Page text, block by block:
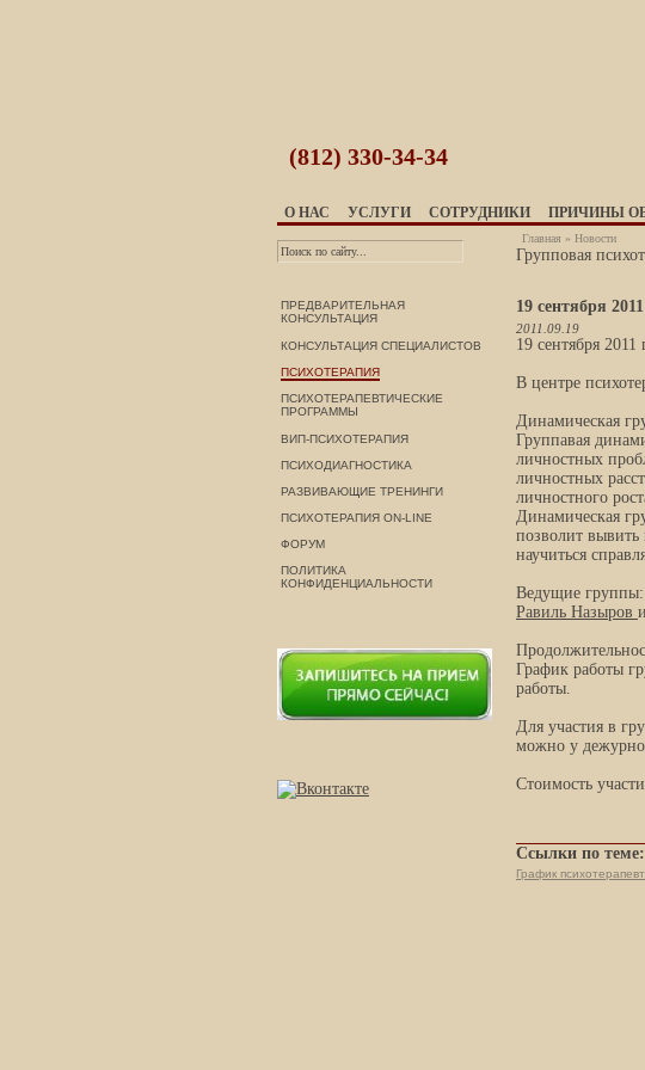
(812) 330-34-34
О НАС УСЛУГИ СОТРУДНИКИ ПРИЧИНЫ
ПРЕДВАРИТЕЛЬНАЯ
КОНСУЛЬТАЦИЯ
КОНСУЛЬТАЦИЯ СПЕЦИАЛИСТОВ
ПСИХОТЕРАПИЯ
ПСИХОТЕРАПЕВТИЧЕСКИЕ
ПРОГРАММЫ
ВИП-ПСИХОТЕРАПИЯ
ПСИХОДИАГНОСТИКА
РАЗВИВАЮЩИЕ ТРЕНИНГИ
ПСИХОТЕРАПИЯ ON-LINE
ФОРУМ
ПОЛИТИКА
КОНФИДЕНЦИАЛЬНОСТИ
Главная » Новости
Групповая
19 сентября
2011.09.19
19 сентября 2011
В центре
Динамическая
Группавая
личностных
личностных
личностного
Динамическая
позволит вывить
научиться
Ведущие группы:
Равиль Назыров и
График работы
работы.
Для участия в
можно у
Стоимость
Ссылки по теме:
График